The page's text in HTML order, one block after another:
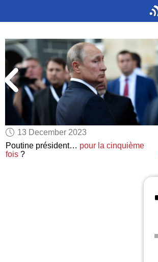
13 December 2023
Poutine président… pour la cinquième
fois ?